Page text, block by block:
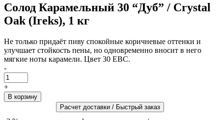
Солод Карамельный 30 “Дуб” / Crystal
Oak (Ireks), 1 кг
Не только придаёт пиву спокойные коричневые оттенки и
улучшает стойкость пены, но одновременно вносит в него
мягкие ноты карамели. Цвет 30 EBC.
-
+
Расчет доставки / Быстрый заказ